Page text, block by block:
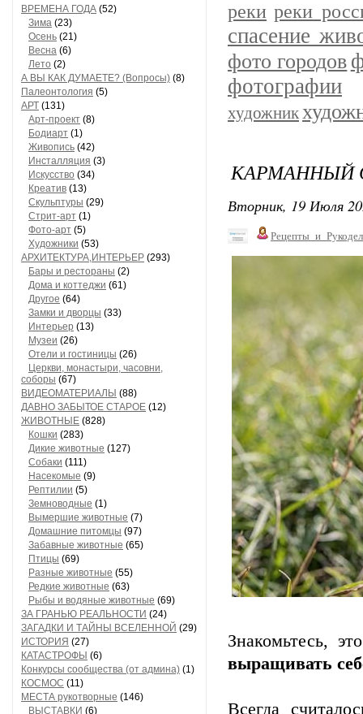
ВРЕМЕНА ГОДА (52)
Зима (23)
Осень (21)
Весна (6)
Лето (2)
А ВЫ КАК ДУМАЕТЕ? (Вопросы) (8)
Палеонтология (5)
АРТ (131)
Арт-проект (8)
Бодиарт (1)
Живопись (42)
Инсталляция (3)
Искусство (34)
Креатив (13)
Скульптуры (29)
Стрит-арт (1)
Фото-арт (5)
Художники (53)
АРХИТЕКТУРА,ИНТЕРЬЕР (293)
Бары и рестораны (2)
Дома и коттеджи (61)
Другое (64)
Замки и дворцы (33)
Интерьер (13)
Музеи (26)
Отели и гостиницы (26)
Церкви, монастыри, часовни,
соборы (67)
ВИДЕОМАТЕРИАЛЫ (88)
ДАВНО ЗАБЫТОЕ СТАРОЕ (12)
ЖИВОТНЫЕ (828)
Кошки (283)
Дикие животные (127)
Собаки (111)
Насекомые (9)
Рептилии (5)
Земноводные (1)
Вымершие животные (7)
Домашние питомцы (97)
Забавные животные (65)
Птицы (69)
Разные животные (55)
Редкие животные (63)
Рыбы и водяные животные (69)
ЗА ГРАНЬЮ РЕАЛЬНОСТИ (24)
ЗАГАДКИ И ТАЙНЫ ВСЕЛЕННОЙ (29)
ИСТОРИЯ (27)
КАТАСТРОФЫ (6)
Конкурсы сообщества (от админа) (1)
КОСМОС (11)
МЕСТА рукотворные (146)
ВЫСТАВКИ (6)
реки реки
спасение
фото городов
фотографии
художник
КАРМАННЫЙ
Вторник, 19 Июля
Знакомьтесь,
выращивать
Всегда